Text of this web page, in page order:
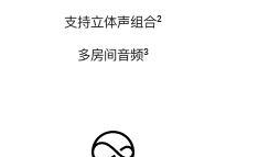
支持立体声组合脚
²
多房间音频脚
³